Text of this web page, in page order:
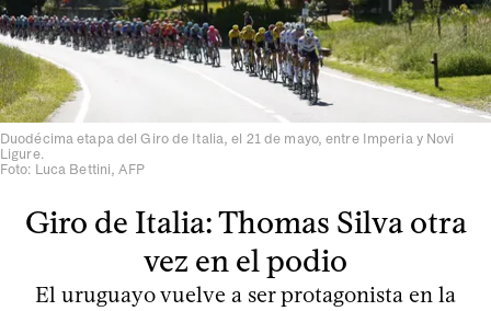
Duodécima etapa del Giro de Italia, el 21 de mayo, entre Imperia y Novi
Ligure.
Foto: Luca Bettini, AFP
Giro de Italia: Thomas Silva otra
vez en el podio
El uruguayo vuelve a ser protagonista en la